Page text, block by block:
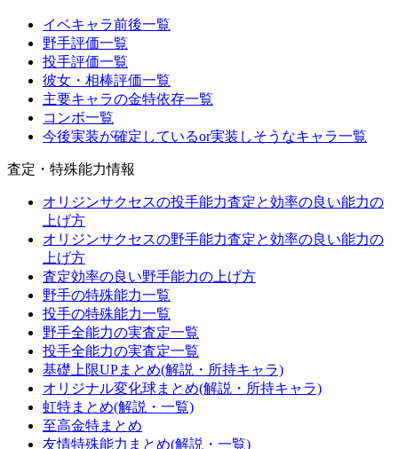
イベキャラ前後一覧
野手評価一覧
投手評価一覧
彼女・相棒評価一覧
主要キャラの金特依存一覧
コンボ一覧
今後実装が確定しているor実装しそうなキャラ一覧
査定・特殊能力情報
オリジンサクセスの投手能力査定と効率の良い能力の
上げ方
オリジンサクセスの野手能力査定と効率の良い能力の
上げ方
査定効率の良い野手能力の上げ方
野手の特殊能力一覧
投手の特殊能力一覧
野手全能力の実査定一覧
投手全能力の実査定一覧
基礎上限UPまとめ(解説・所持キャラ)
オリジナル変化球まとめ(解説・所持キャラ)
虹特まとめ(解説・一覧)
至高金特まとめ
友情特殊能力まとめ(解説・一覧)